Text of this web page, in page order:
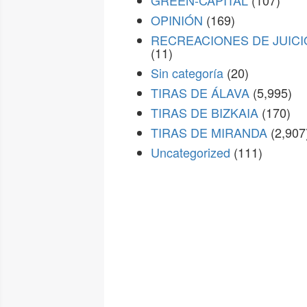
OPINIÓN (169)
RECREACIONES DE
(11)
Sin categoría (20)
TIRAS DE ÁLAVA (5,995)
TIRAS DE BIZKAIA (170)
TIRAS DE MIRANDA
Uncategorized (111)